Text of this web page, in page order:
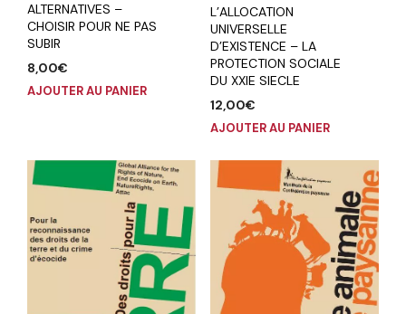
ALTERNATIVES –
CHOISIR POUR NE PAS
SUBIR
8,00€
AJOUTER AU PANIER
L’ALLOCATION
UNIVERSELLE
D’EXISTENCE – LA
PROTECTION SOCIALE
DU XXIE SIECLE
12,00€
AJOUTER AU PANIER